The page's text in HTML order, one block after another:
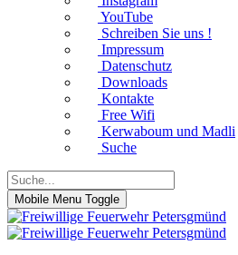
YouTube
Schreiben Sie uns !
Impressum
Datenschutz
Downloads
Kontakte
Free Wifi
Kerwaboum und Madli
Suche
Mobile Menu Toggle